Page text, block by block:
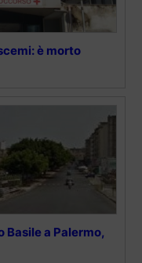
è morto
Basile a Palermo,